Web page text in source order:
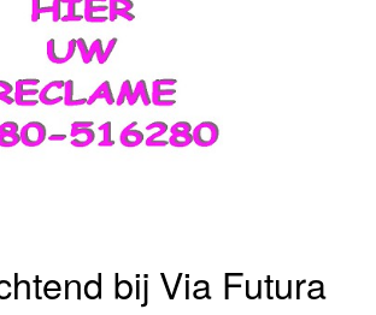
bij Via Futura